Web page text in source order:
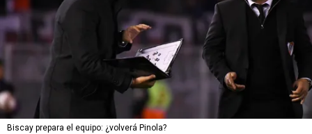
Biscay prepara el equipo: ¿volverá Pinola?